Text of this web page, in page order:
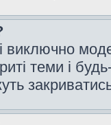
виключно
теми і